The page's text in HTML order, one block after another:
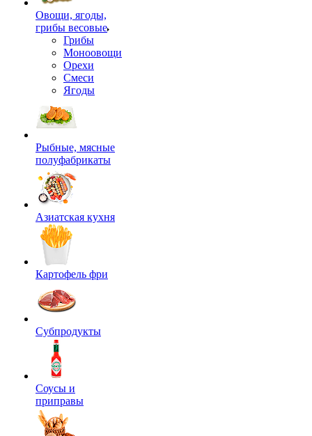
Овощи, ягоды,
грибы весовые
Грибы
Моноовощи
Орехи
Смеси
Ягоды
Рыбные, мясные
полуфабрикаты
Азиатская кухня
Картофель фри
Субпродукты
Соусы и
приправы